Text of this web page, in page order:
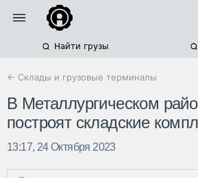
Найти грузы
← Склады и грузовые терминалы
В Металлургическом
построят складские
13:17, 24 Октября 2023